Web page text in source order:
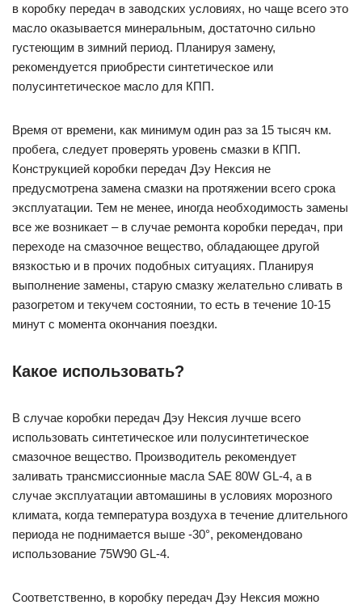
в коробку передач в заводских условиях, но чаще всего это
масло оказывается минеральным, достаточно сильно
густеющим в зимний период. Планируя замену,
рекомендуется приобрести синтетическое или
полусинтетическое масло для КПП.
Время от времени, как минимум один раз за 15 тысяч км.
пробега, следует проверять уровень смазки в КПП.
Конструкцией коробки передач Дэу Нексия не
предусмотрена замена смазки на протяжении всего срока
эксплуатации. Тем не менее, иногда необходимость замены
все же возникает – в случае ремонта коробки передач, при
переходе на смазочное вещество, обладающее другой
вязкостью и в прочих подобных ситуациях. Планируя
выполнение замены, старую смазку желательно сливать в
разогретом и текучем состоянии, то есть в течение 10-15
минут с момента окончания поездки.
Какое использовать?
В случае коробки передач Дэу Нексия лучше всего
использовать синтетическое или полусинтетическое
смазочное вещество. Производитель рекомендует
заливать трансмиссионные масла SAE 80W GL-4, а в
случае эксплуатации автомашины в условиях морозного
климата, когда температура воздуха в течение длительного
периода не поднимается выше -30°, рекомендовано
использование 75W90 GL-4.
Соответственно, в коробку передач Дэу Нексия можно